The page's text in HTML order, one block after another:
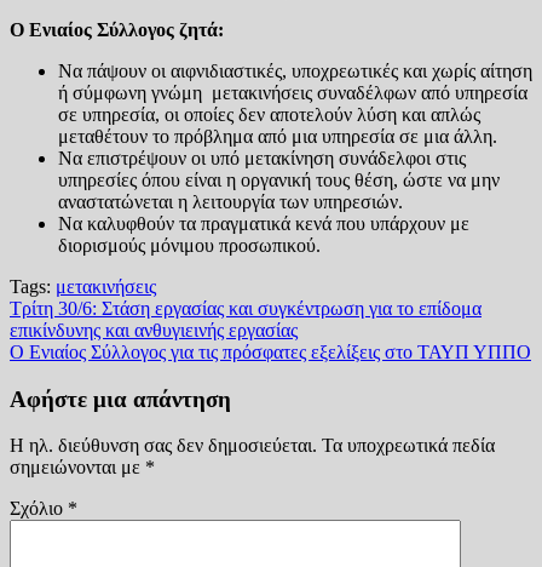
Ο Ενιαίος Σύλλογος ζητά:
Να πάψουν οι αιφνιδιαστικές, υποχρεωτικές και χωρίς αίτηση
ή σύμφωνη γνώμη μετακινήσεις συναδέλφων από υπηρεσία
σε υπηρεσία, οι οποίες δεν αποτελούν λύση και απλώς
μεταθέτουν το πρόβλημα από μια υπηρεσία σε μια άλλη.
Να επιστρέψουν οι υπό μετακίνηση συνάδελφοι στις
υπηρεσίες όπου είναι η οργανική τους θέση, ώστε να μην
αναστατώνεται η λειτουργία των υπηρεσιών.
Να καλυφθούν τα πραγματικά κενά που υπάρχουν με
διορισμούς μόνιμου προσωπικού.
Tags: μετακινήσεις
Πλοήγηση
άρθρων
Τρίτη 30/6: Στάση εργασίας και συγκέντρωση για το επίδομα
επικίνδυνης και ανθυγιεινής εργασίας
Ο Ενιαίος Σύλλογος για τις πρόσφατες εξελίξεις στο ΤΑΥΠ ΥΠΠΟ
Αφήστε μια απάντηση
Η ηλ. διεύθυνση σας δεν δημοσιεύεται. Τα υποχρεωτικά πεδία
σημειώνονται με *
Σχόλιο *